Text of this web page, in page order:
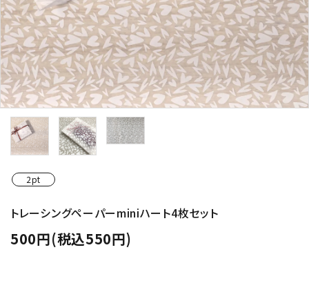
2pt
トレーシングペーパーminiハート4枚セット
500円(税込550円)